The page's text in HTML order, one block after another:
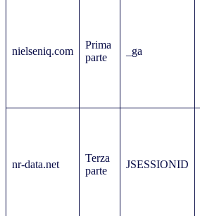
nielseniq.com
Prima
parte
_ga
nr-data.net
Terza
parte
JSESSIONID